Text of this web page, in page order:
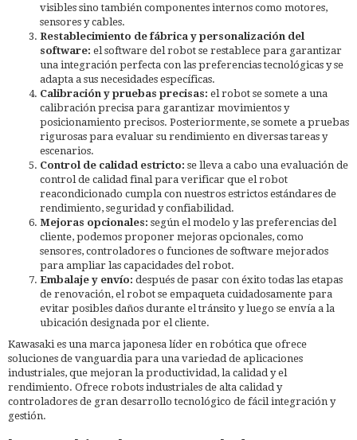
visibles sino también componentes internos como motores,
sensores y cables.
Restablecimiento de fábrica y personalización del
software: el software del robot se restablece para garantizar
una integración perfecta con las preferencias tecnológicas y se
adapta a sus necesidades específicas.
Calibración y pruebas precisas: el robot se somete a una
calibración precisa para garantizar movimientos y
posicionamiento precisos. Posteriormente, se somete a pruebas
rigurosas para evaluar su rendimiento en diversas tareas y
escenarios.
Control de calidad estricto: se lleva a cabo una evaluación de
control de calidad final para verificar que el robot
reacondicionado cumpla con nuestros estrictos estándares de
rendimiento, seguridad y confiabilidad.
Mejoras opcionales: según el modelo y las preferencias del
cliente, podemos proponer mejoras opcionales, como
sensores, controladores o funciones de software mejorados
para ampliar las capacidades del robot.
Embalaje y envío: después de pasar con éxito todas las etapas
de renovación, el robot se empaqueta cuidadosamente para
evitar posibles daños durante el tránsito y luego se envía a la
ubicación designada por el cliente.
Kawasaki es una marca japonesa líder en robótica que ofrece
soluciones de vanguardia para una variedad de aplicaciones
industriales, que mejoran la productividad, la calidad y el
rendimiento. Ofrece robots industriales de alta calidad y
controladores de gran desarrollo tecnológico de fácil integración y
gestión.